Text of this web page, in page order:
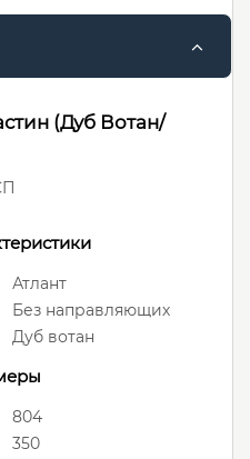
(Дуб Вотан/
Атлант
Без направляющих
Дуб вотан
804
350